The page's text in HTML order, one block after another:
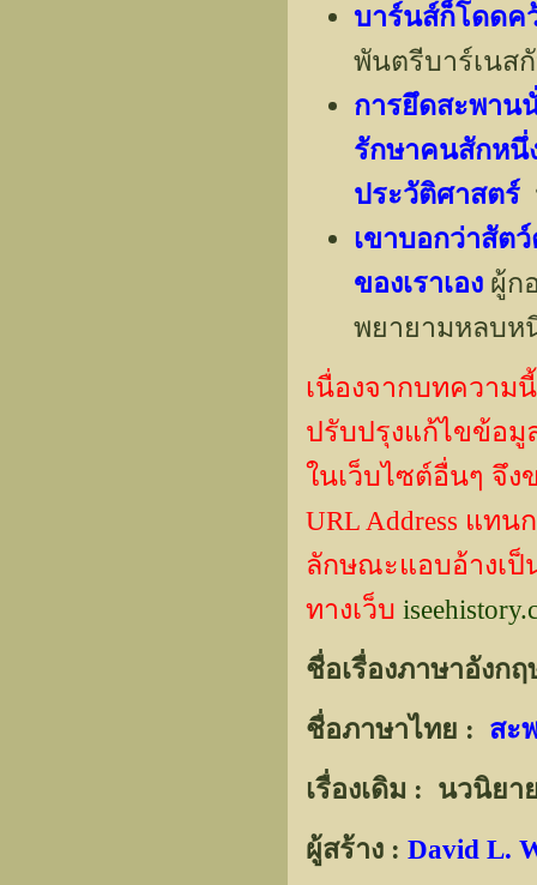
บาร์นส์ก็โดดค
พันตรีบาร์เนส
การยึดสะพาน
รักษาคนสักหนึ่
ประวัติศาสตร์
เขาบอกว่าสัต
ของเราเอง ผู้ก
พยายามหลบห
เนื่องจากบทความ
ปรับปรุงแก้ไขข้อมู
ในเว็บไซต์อื่นๆ จึง
URL Address แท
ลักษณะแอบอ้างเป็
ทางเว็บ
ชื่อเรื่องภาษาอังก
ชื่อภาษาไทย : สะ
เรื่องเดิม : นวนิย
ผู้สร้าง : David L.